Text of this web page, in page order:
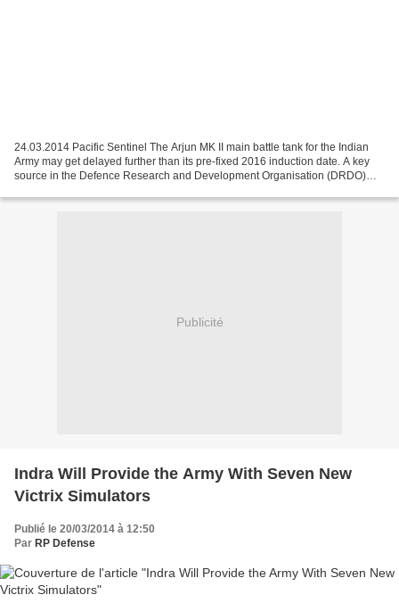
24.03.2014 Pacific Sentinel The Arjun MK II main battle tank for the Indian
Army may get delayed further than its pre-fixed 2016 induction date. A key
source in the Defence Research and Development Organisation (DRDO)
Publicité
Indra Will Provide the Army With Seven New
Victrix Simulators
Publié le 20/03/2014 à 12:50
Par RP Defense